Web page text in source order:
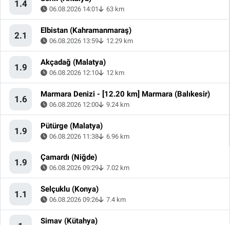
1.4
06.08.2026 14:01 63 km
2.1 Elbistan (Kahramanmaraş)
06.08.2026 13:59 12.29 km
1.9 Akçadağ (Malatya)
06.08.2026 12:10 12 km
1.6 Marmara Denizi - [12.20 km] Marmara (Balıkesir)
06.08.2026 12:00 9.24 km
1.9 Pütürge (Malatya)
06.08.2026 11:38 6.96 km
1.9 Çamardı (Niğde)
06.08.2026 09:29 7.02 km
1.1 Selçuklu (Konya)
06.08.2026 09:26 7.4 km
Simav (Kütahya)